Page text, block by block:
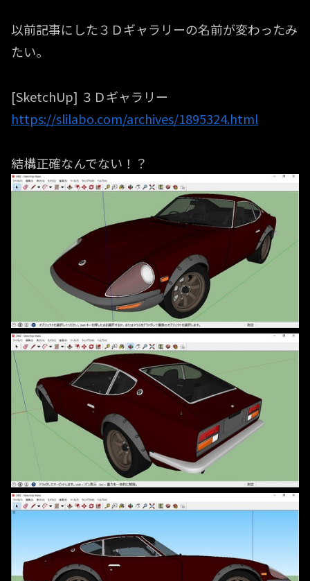
以前記事にした３Ｄギャラリーの名前が変わったみ
たい。
[SketchUp] ３Ｄギャラリー
https://slilabo.com/archives/1895324.html
結構正確なんでない！？